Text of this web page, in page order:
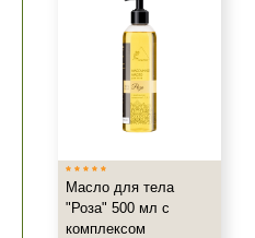
Масло для тела
"Роза" 500 мл с
комплексом